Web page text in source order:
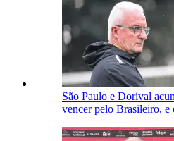
São Paulo e Dorival
vencer pelo Brasileiro, e